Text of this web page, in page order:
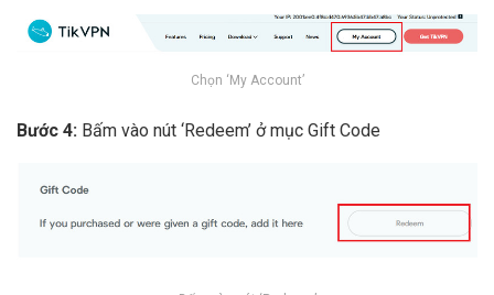
Chọn ‘My Account’
Bước 4: Bấm vào nút ‘Redeem’ ở mục Gift Code